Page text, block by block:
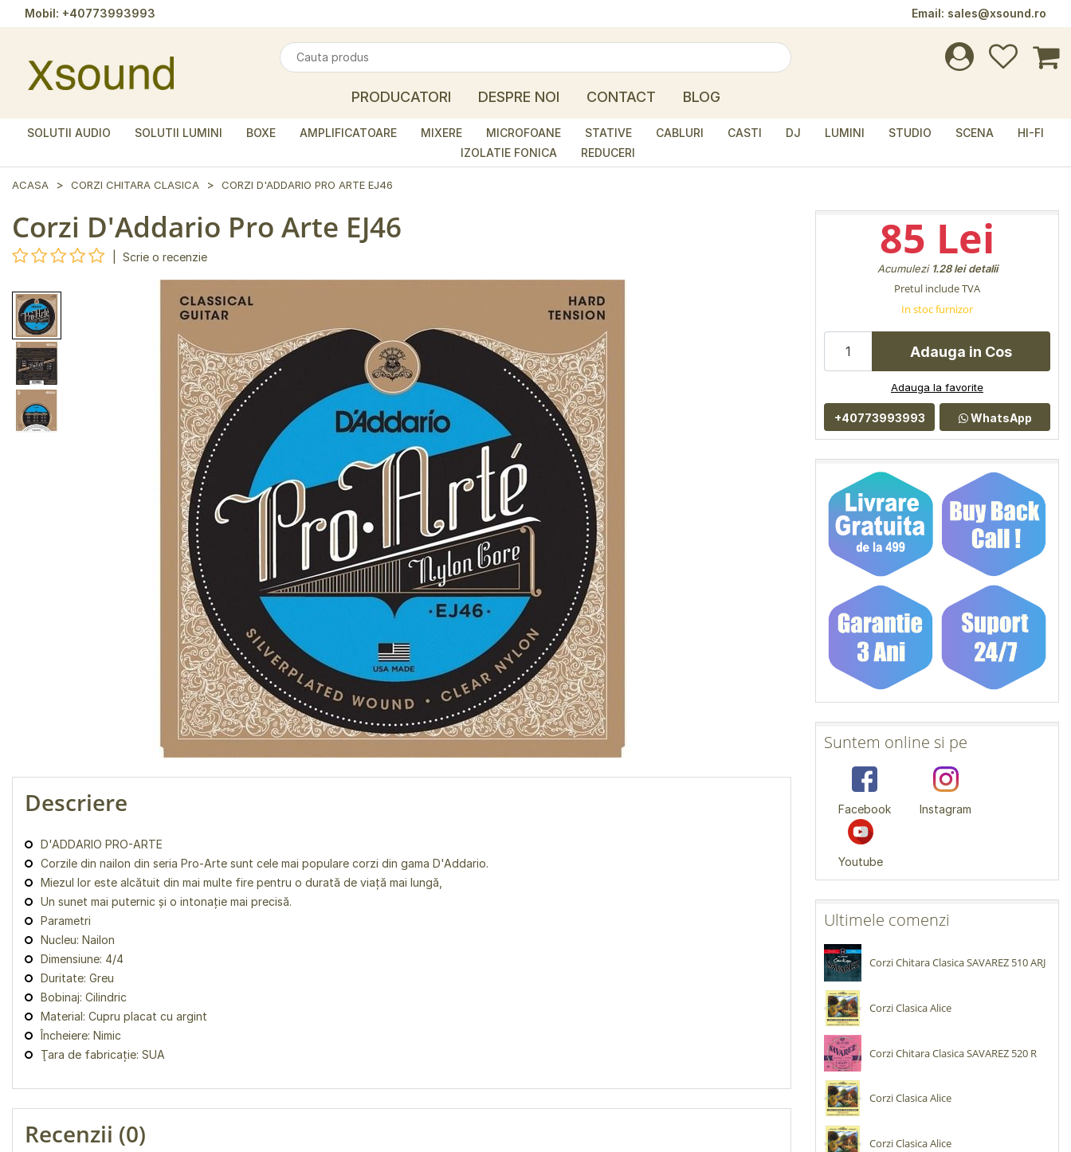
Mobil: +40773993993 Email: sales@xsound.ro
PRODUCATORI DESPRE NOI CONTACT BLOG
SOLUTII AUDIO SOLUTII LUMINI BOXE AMPLIFICATOARE MIXERE MICROFOANE STATIVE CABLURI CASTI DJ LUMINI STUDIO SCENA
HI-FI
IZOLATIE FONICA
REDUCERI
ACASA CORZI CHITARA CLASICA CORZI D'ADDARIO PRO ARTE EJ46
Corzi D'Addario Pro Arte EJ46
Scrie o recenzie
Descriere
D'ADDARIO PRO-ARTE
Corzile din nailon din seria Pro-Arte sunt cele mai populare corzi din gama D'Addario.
Miezul lor este alcătuit din mai multe fire pentru o durată de viață mai lungă,
Un sunet mai puternic și o intonație mai precisă.
Parametri
Nucleu: Nailon
Dimensiune: 4/4
Duritate: Greu
Bobinaj: Cilindric
Material: Cupru placat cu argint
Încheiere: Nimic
Ţara de fabricaţie: SUA
Recenzii (0)
85 Lei
Acumulezi 1.28 lei detalii
Pretul include TVA
In stoc furnizor
Adauga in Cos
Adauga la favorite
+40773993993 WhatsApp
Suntem online si pe
Facebook Instagram
Youtube
Ultimele comenzi
Corzi Chitara Clasica SAVAREZ 510 ARJ
Corzi Clasica Alice
Corzi Chitara Clasica SAVAREZ 520 R
Corzi Clasica Alice
Corzi Clasica Alice